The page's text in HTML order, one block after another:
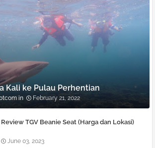
Kali ke Pulau Perhentian
February 21, 2022
Review TGV Beanie Seat (Harga dan Lokasi)
June 03, 2023